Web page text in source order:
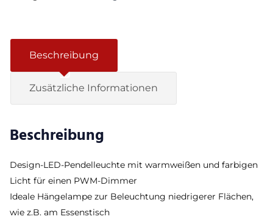
Beschreibung
Zusätzliche Informationen
Beschreibung
Design-LED-Pendelleuchte mit warmweißen und farbigen
Licht für einen PWM-Dimmer
Ideale Hängelampe zur Beleuchtung niedrigerer Flächen,
wie z.B. am Essenstisch